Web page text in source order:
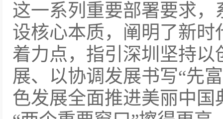
这一系列重要部署要求
设核心本质，阐明了新
着力点，指引深圳坚持
展、以协调发展书写“先
色发展全面推进美丽中